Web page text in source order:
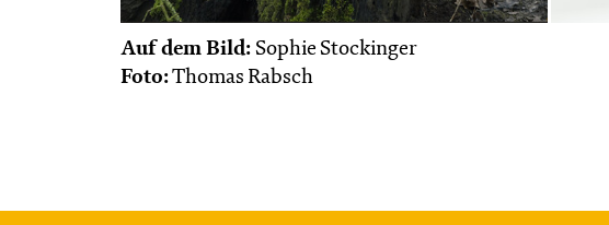
Auf dem Bild: Sophie Stockinger
Foto:Thomas Rabsch